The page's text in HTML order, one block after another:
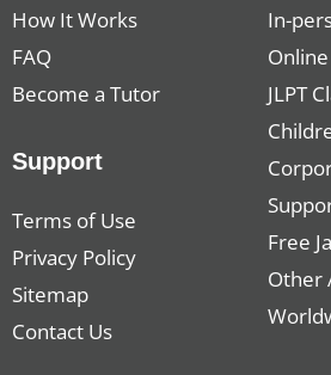
How It Works
FAQ
Become a Tutor
Support
Terms of Use
Privacy Policy
Sitemap
Contact Us
In-
JLPT
Free
Other